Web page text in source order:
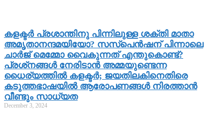
കളക്ടര്‍ പ്രശാന്തിനു പിന്നിലുള്ള ശക്തി മാതാ
അമൃതാനന്ദമയിയോ? സസ്‌പെന്‍ഷന് പിന്നാലെ
ചാര്‍ജ് മെമ്മോ വൈകുന്നത് എന്തുകൊണ്ട്?
പ്രശ്‌നങ്ങള്‍ നേരിടാന്‍ അമ്മയുണ്ടെന്ന
ധൈര്യത്തില്‍ കളക്ടര്‍; ജയതിലകിനെതിരെ
കടുത്തഭാഷയില്‍ ആരോപണങ്ങള്‍ നിരത്താന്‍
വീണ്ടും സാധ്യത
December 3, 2024